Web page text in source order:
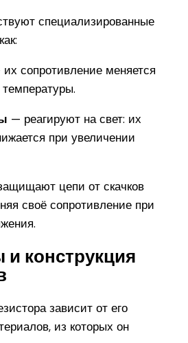
специализированные
сопротивление меняется
— реагируют на свет: их
при увеличении
цепи от скачков
своё сопротивление при
конструкция
зависит от его
из которых он